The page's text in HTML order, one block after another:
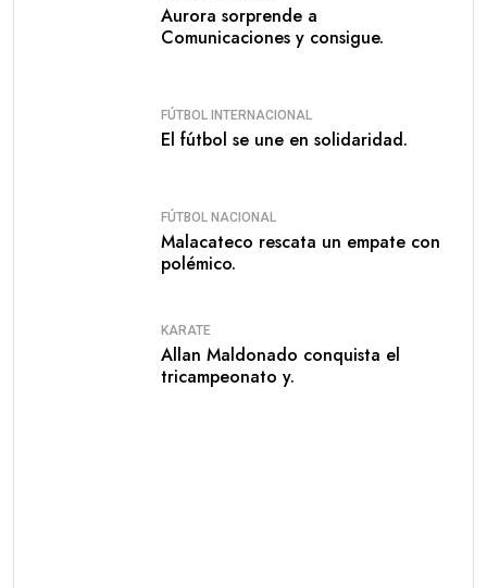
Aurora sorprende a
Comunicaciones y consigue.
FÚTBOL INTERNACIONAL
El fútbol se une en solidaridad.
FÚTBOL NACIONAL
Malacateco rescata un empate con
polémico.
KARATE
Allan Maldonado conquista el
tricampeonato y.